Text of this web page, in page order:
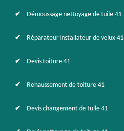
Démoussage nettoyage de tuile 41
Réparateur installateur de velux 41
Devis toiture 41
Rehaussement de toiture 41
Devis changement de tuile 41